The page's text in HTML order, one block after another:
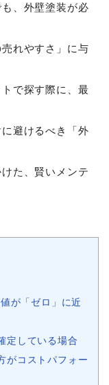
、外壁塗装が必
れやすさ」に与
で探す際に、最
避けるべき「外
た、賢いメンテ
が「ゼロ」に近
定している場合
がコストパフォー